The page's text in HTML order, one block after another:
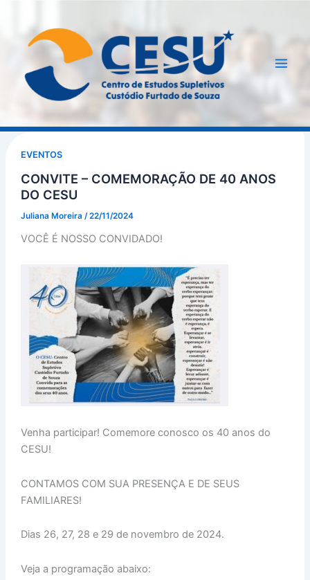
EVENTOS
CONVITE – COMEMORAÇÃO DE 40 ANOS
DO CESU
Juliana Moreira /22/11/2024
VOCÊ É NOSSO CONVIDADO!
Venha participar! Comemore conosco os 40 anos do
CESU!
CONTAMOS COM SUA PRESENÇA E DE SEUS
FAMILIARES!
Dias 26, 27, 28 e 29 de novembro de 2024.
Veja a programação abaixo: